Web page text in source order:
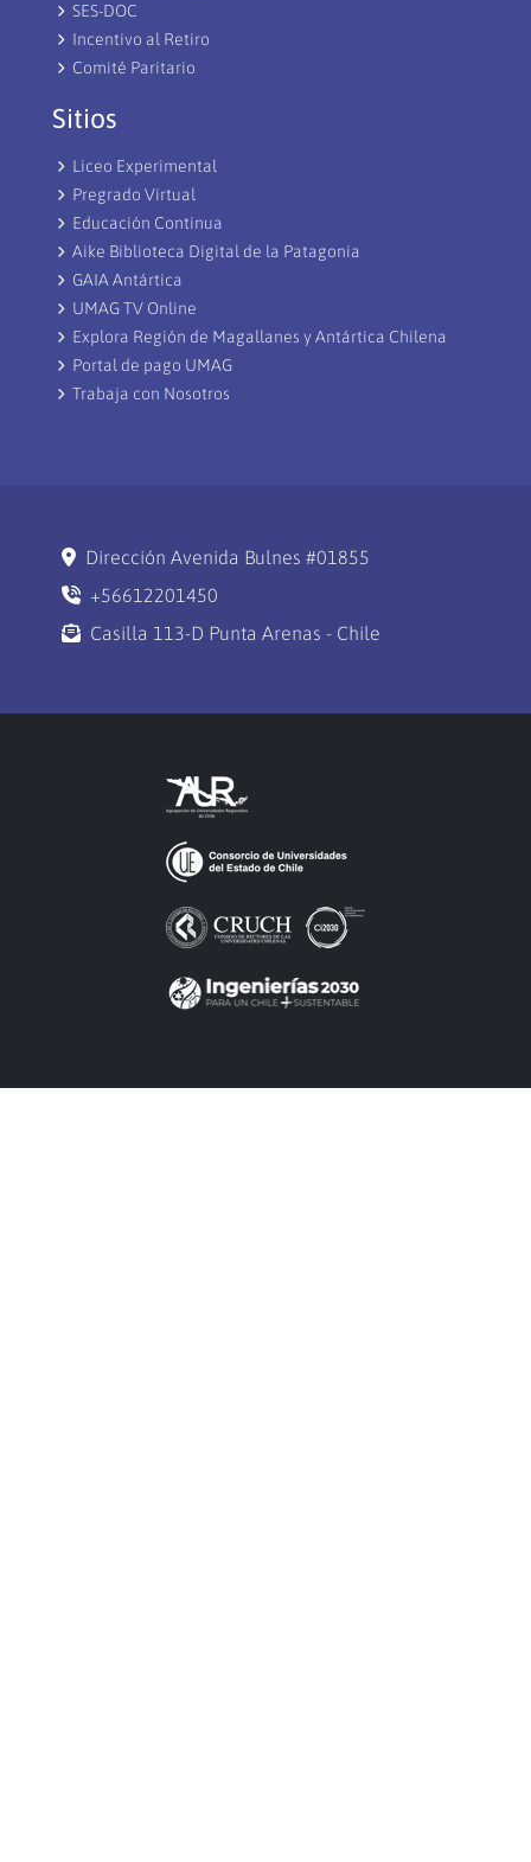
SES-DOC
Incentivo al Retiro
Comité Paritario
Sitios
Liceo Experimental
Pregrado Virtual
Educación Continua
Aike Biblioteca Digital de la Patagonia
GAIA Antártica
UMAG TV Online
Explora Región de Magallanes y Antártica Chilena
Portal de pago UMAG
Trabaja con Nosotros
Dirección Avenida Bulnes #01855
+56612201450
Casilla 113-D Punta Arenas - Chile